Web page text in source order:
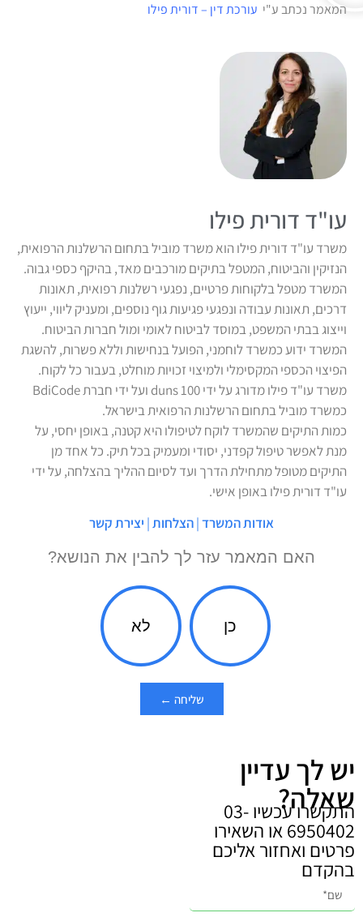
המאמר נכתב ע"י עורכת דין – דורית פילו
עו"ד דורית פילו
משרד עו"ד דורית פילו הוא משרד מוביל בתחום הרשלנות הרפואית,
הנזיקין והביטוח, המטפל בתיקים מורכבים מאד, בהיקף כספי גבוה.
המשרד מטפל בלקוחות פרטיים, נפגעי רשלנות רפואית, תאונות
דרכים, תאונות עבודה ונפגעי פגיעות גוף נוספים, ומעניק ליווי, ייעוץ
וייצוג בבתי המשפט, במוסד לביטוח לאומי ומול חברות הביטוח.
המשרד ידוע כמשרד לוחמני, הפועל בנחישות וללא פשרות, להשגת
הפיצוי הכספי המקסימלי ולמיצוי זכויות מוחלט, בעבור כל לקוח.
משרד עו"ד פילו מדורג על ידי duns 100 ועל ידי חברת BdiCode
כמשרד מוביל בתחום הרשלנות הרפואית בישראל.
כמות התיקים שהמשרד לוקח לטיפולו היא קטנה, באופן יחסי, על
מנת לאפשר טיפול קפדני, יסודי ומעמיק בכל תיק. כל אחד מן
התיקים מטופל מתחילת הדרך ועד לסיום ההליך בהצלחה, על ידי
עו"ד דורית פילו באופן אישי.
אודות המשרד|הצלחות| יצירת קשר
האם המאמר עזר לך להבין את הנושא?
כן לא
שליחה ←
יש לך עדיין
שאלה? התקשרו עכשיו 03-
6950402 או השאירו
פרטים ואחזור אליכם
בהקדם